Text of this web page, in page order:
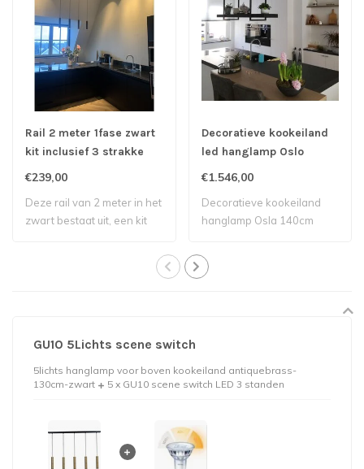
Rail 2 meter 1fase zwart
kit inclusief 3 strakke
spots
€239,00
Deze rail van 2 meter in het
zwart bestaat uit, een kit
Decoratieve kookeiland
led hanglamp Oslo
140cm
€1.546,00
Decoratieve kookeiland
hanglamp Osla 140cm
GU10 5Lichts scene switch
5lichts hanglamp voor boven kookeiland antiquebrass-
130cm-zwart
5 x GU10 scene switch LED 3 standen